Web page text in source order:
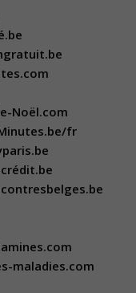
Noël.com
fr
maladies.com